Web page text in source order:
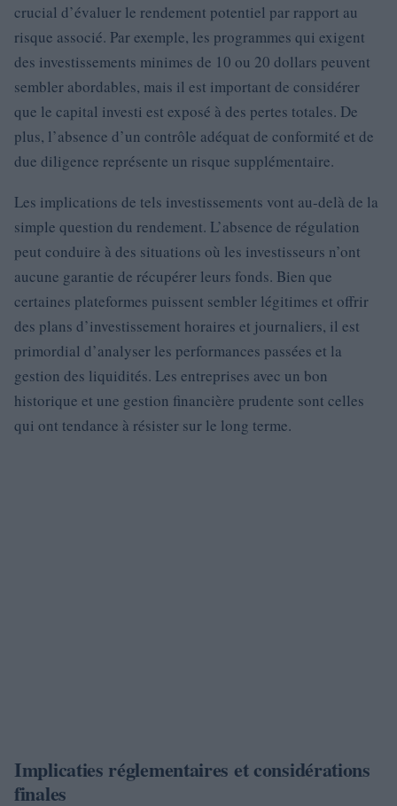
crucial d’évaluer le rendement potentiel par rapport au
risque associé. Par exemple, les programmes qui exigent
des investissements minimes de 10 ou 20 dollars peuvent
sembler abordables, mais il est important de considérer
que le capital investi est exposé à des pertes totales. De
plus, l’absence d’un contrôle adéquat de conformité et de
due diligence représente un risque supplémentaire.
Les implications de tels investissements vont au-delà de la
simple question du rendement. L’absence de régulation
peut conduire à des situations où les investisseurs n’ont
aucune garantie de récupérer leurs fonds. Bien que
certaines plateformes puissent sembler légitimes et offrir
des plans d’investissement horaires et journaliers, il est
primordial d’analyser les performances passées et la
gestion des liquidités. Les entreprises avec un bon
historique et une gestion financière prudente sont celles
qui ont tendance à résister sur le long terme.
Implicaties réglementaires et considérations
finales